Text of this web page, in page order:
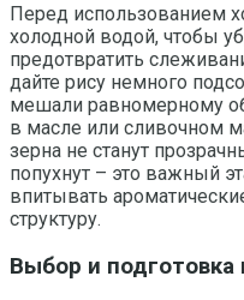
Перед использованием
холодной водой, чтобы
предотвратить
дайте рису немного
мешали равномерному
в масле или сливочном
зерна не станут
попухнут – это важный
впитывать
структуру.
Выбор и подготовка